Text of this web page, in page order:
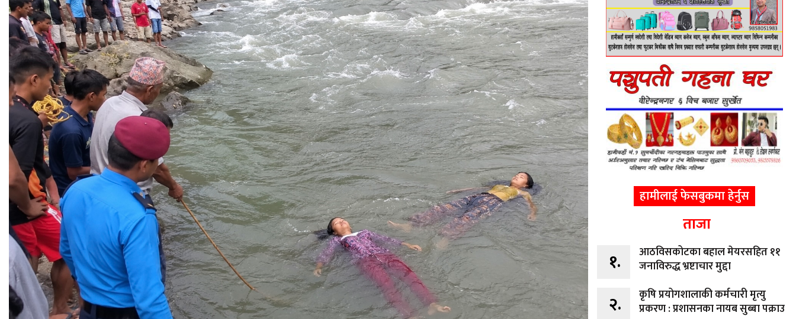
हामीलाई फेसबुकमा हेर्नुस
ताजा
१.
आठविसकोटका बहाल मेयरसहित ११
जनाविरुद्ध भ्रष्टाचार मुद्दा
२.
कृषि प्रयोगशालाकी कर्मचारी मृत्यु
प्रकरण : प्रशासनका नायब सुब्बा पक्राउ